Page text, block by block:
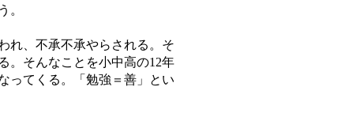
。
れ、不承不承やらされる。そ
。そんなことを小中高の12年
ってくる。「勉強＝善」とい